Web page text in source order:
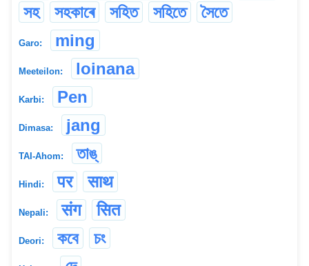
সহ
সহকাৰে সহিত সহিতে সৈতে
Garo: ming
Meeteilon: loinana
Karbi: Pen
Dimasa: jang
TAI-Ahom: তাঙ্
Hindi: पर साथ
Nepali: संग सित
Deori: কবে চং